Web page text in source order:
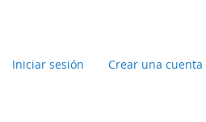
Iniciar sesión Crear una cuenta